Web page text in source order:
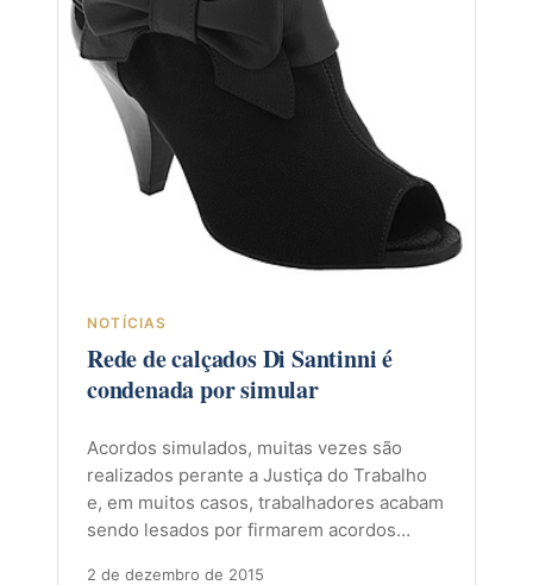
NOTÍCIAS
Rede de calçados Di Santinni é
condenada por simular
Acordos simulados, muitas vezes são
realizados perante a Justiça do Trabalho
e, em muitos casos, trabalhadores acabam
sendo lesados por firmarem acordos…
2 de dezembro de 2015